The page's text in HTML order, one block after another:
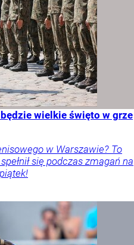
wielkie święto w grze
w Warszawie? To
się podczas zmagań na